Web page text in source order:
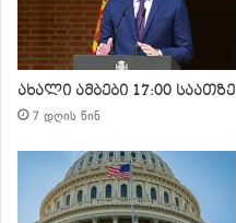
ახალი ამბები 17:00 საათზე
7 დღის წინ